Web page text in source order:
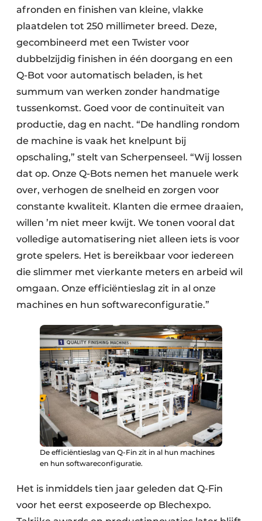
afronden en finishen van kleine, vlakke
plaatdelen tot 250 millimeter breed. Deze,
gecombineerd met een Twister voor
dubbelzijdig finishen in één doorgang en een
Q-Bot voor automatisch beladen, is het
summum van werken zonder handmatige
tussenkomst. Goed voor de continuïteit van
productie, dag en nacht. “De handling rondom
de machine is vaak het knelpunt bij
opschaling,” stelt van Scherpenseel. “Wij lossen
dat op. Onze Q-Bots nemen het manuele werk
over, verhogen de snelheid en zorgen voor
constante kwaliteit. Klanten die ermee draaien,
willen ’m niet meer kwijt. We tonen vooral dat
volledige automatisering niet alleen iets is voor
grote spelers. Het is bereikbaar voor iedereen
die slimmer met vierkante meters en arbeid wil
omgaan. Onze efficiëntieslag zit in al onze
machines en hun softwareconfiguratie.”
De efficiëntieslag van Q-Fin zit in al hun machines
en hun softwareconfiguratie.
Het is inmiddels tien jaar geleden dat Q-Fin
voor het eerst exposeerde op Blechexpo.